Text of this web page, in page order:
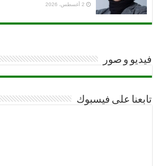
2 أغسطس، 2026
فيديو و صور
تابعنا على فيسبوك